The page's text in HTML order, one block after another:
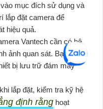
mục đích sử dụng và
lắp đặt camera để
hiệu quả.
Vantech cần có hệ
ảnh quan sát. Bạn có
bị lưu trữ đám mây
lắp đặt, kiểm tra kỹ hệ
định rằng hoạt